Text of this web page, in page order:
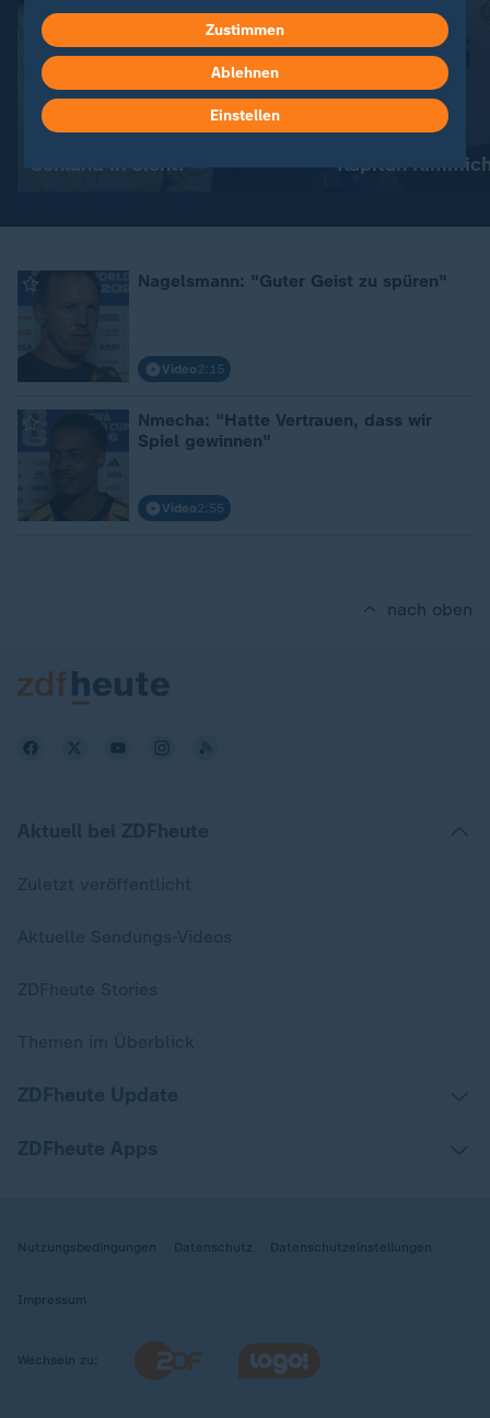
Schland in Sicht! Kapitän
Nagelsmann: "Guter Geist zu spüren"
Video2:15
Nmecha: "Hatte Vertrauen, dass wir
Spiel gewinnen"
Video2:55
nach oben
Nutzungsbedingungen Datenschutz Datenschutzeinstellungen
Impressum
Wechseln zu:
Zustimmen
Ablehnen
Einstellen